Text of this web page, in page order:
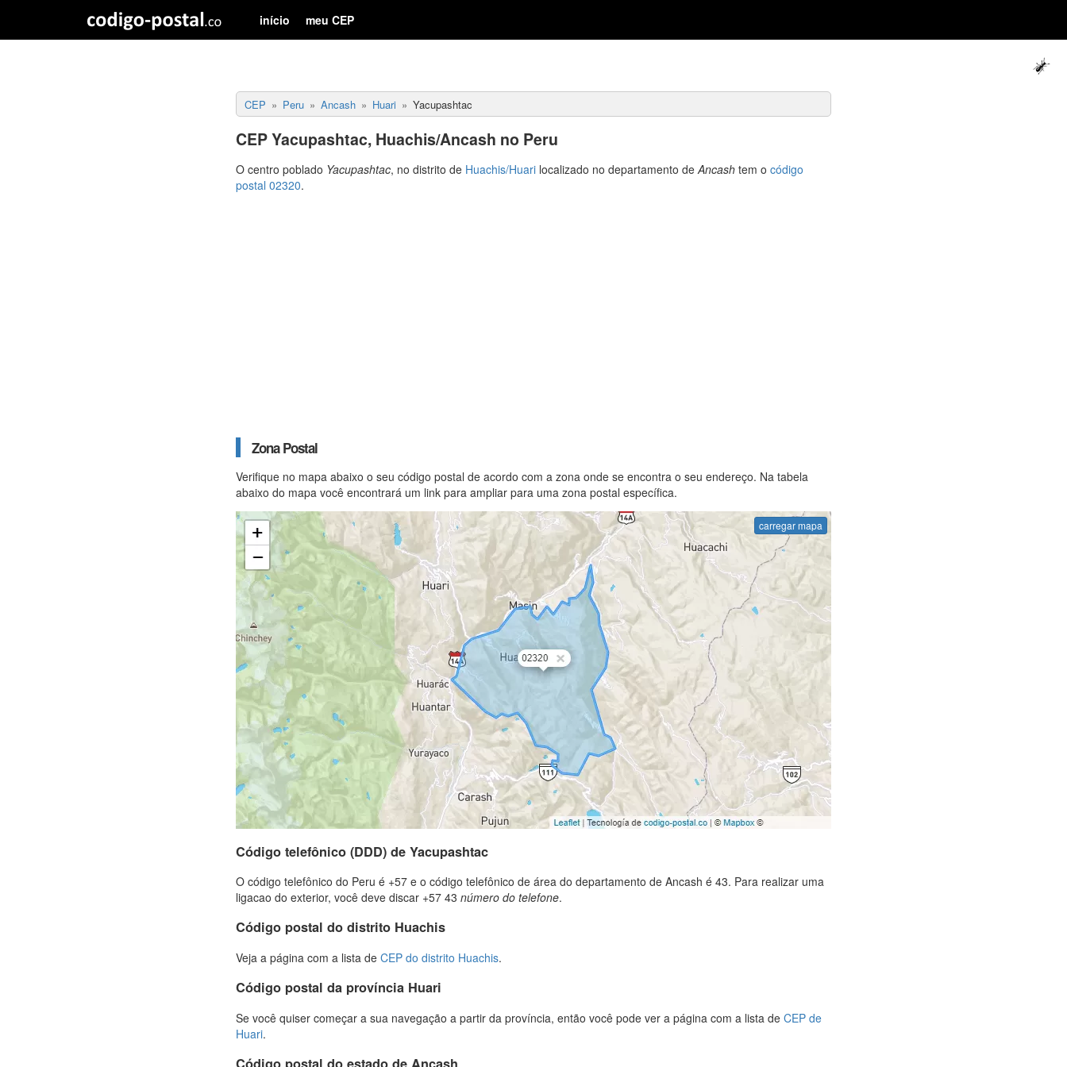
início meu CEP
CEP Peru Ancash Huari Yacupashtac
CEP Yacupashtac, Huachis/Ancash no Peru
O centro poblado Yacupashtac, no distrito de Huachis/Huari localizado no departamento deAncash tem o código
postal 02320.
Zona Postal
Verifique no mapa abaixo o seu código postal de acordo com a zona onde se encontra o seu endereço. Na tabela
abaixo do mapa você encontrará um link para ampliar para uma zona postal específica.
carregar mapa
Código telefônico (DDD) de Yacupashtac
O código telefônico do Peru é +57 e o código telefônico de área do departamento de Ancash é 43. Para realizar uma
ligacao do exterior, você deve discar +57 43 número do telefone.
Código postal do distrito Huachis
Veja a página com a lista de CEP do distrito Huachis.
Código postal da província Huari
Se você quiser começar a sua navegação a partir da província, então você pode ver a página com a lista de CEP de
Huari.